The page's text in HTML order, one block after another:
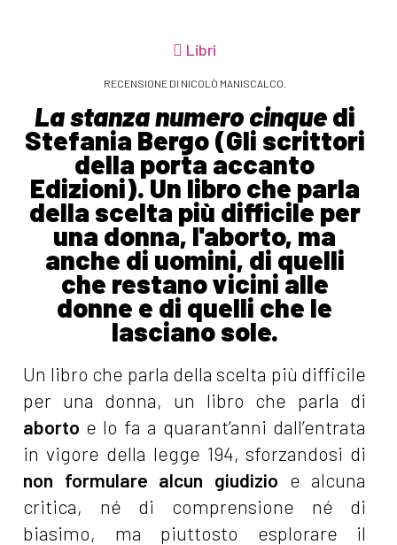
Libri
RECENSIONE DI NICOLÒ MANISCALCO.
La stanza numero cinquedi
Stefania Bergo (Gli scrittori
della porta accanto
Edizioni). Un libro che parla
della scelta più difficile per
una donna, l'aborto, ma
anche di uomini, di quelli
che restano vicini alle
donne e di quelli che le
lasciano sole.
Un libro che parla della scelta più difficile
per una donna, un libro che parla di
aborto e lo fa a quarant’anni dall’entrata
in vigore della legge 194, sforzandosi di
non formulare alcun giudizio e alcuna
critica, né di comprensione né di
biasimo, ma piuttosto esplorare il